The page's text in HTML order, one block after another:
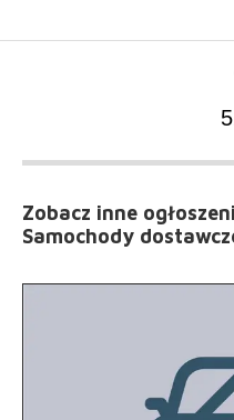
Zobacz inne
Samochody